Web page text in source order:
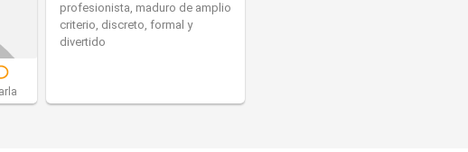
profesionista, maduro de amplio
criterio, discreto, formal y
divertido